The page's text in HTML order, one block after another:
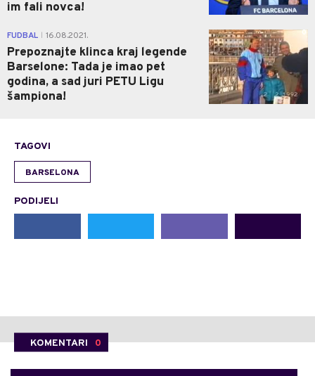
im fali novca!
FUDBAL 16.08.2021.
Prepoznajte klinca kraj legende
Barselone: Tada je imao pet
godina, a sad juri PETU Ligu
šampiona!
0
TAGOVI
BARSELONA
PODIJELI
KOMENTARI 0